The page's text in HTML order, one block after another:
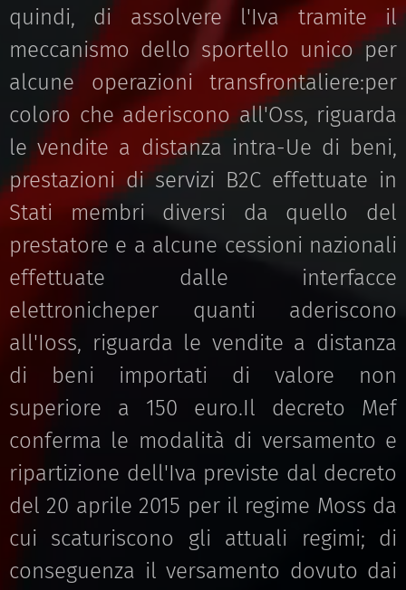
quindi, di assolvere l'Iva tramite il
meccanismo dello sportello unico per
alcune operazioni transfrontaliere:per
coloro che aderiscono all'Oss, riguarda
le vendite a distanza intra-Ue di beni,
prestazioni di servizi B2C effettuate in
Stati membri diversi da quello del
prestatore e a alcune cessioni nazionali
effettuate dalle interfacce
elettronicheper quanti aderiscono
all'Ioss, riguarda le vendite a distanza
di beni importati di valore non
superiore a 150 euro.Il decreto Mef
conferma le modalità di versamento e
ripartizione dell'Iva previste dal decreto
del 20 aprile 2015 per il regime Moss da
cui scaturiscono gli attuali regimi; di
conseguenza il versamento dovuto dai